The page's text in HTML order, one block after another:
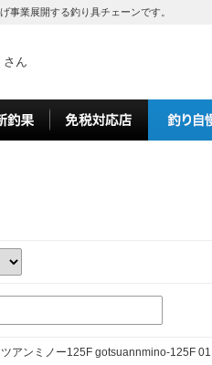
事業展開する釣り具チェーンです。
さん
アンミノー125F gotsuannmino-125F